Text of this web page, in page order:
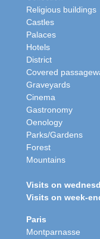
Religious buildings
Castles
Palaces
Hotels
District
Covered
Graveyards
Cinema
Gastronomy
Oenology
Parks/Gardens
Forest
Mountains
Visits on
Visits on week-
Paris
Montparnasse